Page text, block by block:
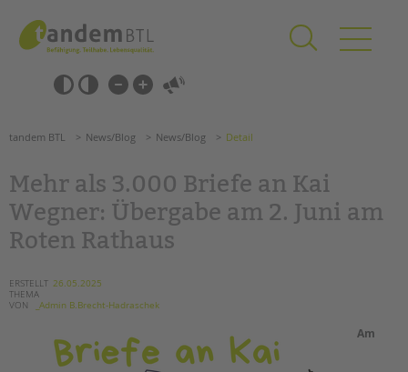
springen
Barrierefrei-
Einstellungen
überspringen
überspringen
SCHULE & GANZTAG
Grundschulen
Oberschulen
Kollegs
Schulbezogene Sozialarbeit
Tagesgruppen
tandem BTL News/Blog News/Blog Detail
Mehr als 3.000 Briefe an Kai
Wegner: Übergabe am 2. Juni am
Roten Rathaus
ERSTELLT 26.05.2025
THEMA
VON
_Admin B.Brecht-Hadraschek
Am